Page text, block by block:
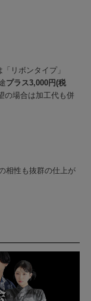
リボンタイプ」
プラス3,000円(税
の場合は加工代も併
相性も抜群の仕上が